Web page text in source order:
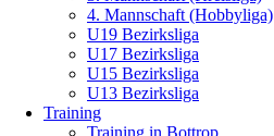
4. Mannschaft (Hobbyliga)
U19 Bezirksliga
U17 Bezirksliga
U15 Bezirksliga
U13 Bezirksliga
Training
Training in Bottrop